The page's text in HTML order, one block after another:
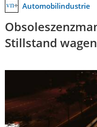
Automobilindustrie
Stillstand wagen